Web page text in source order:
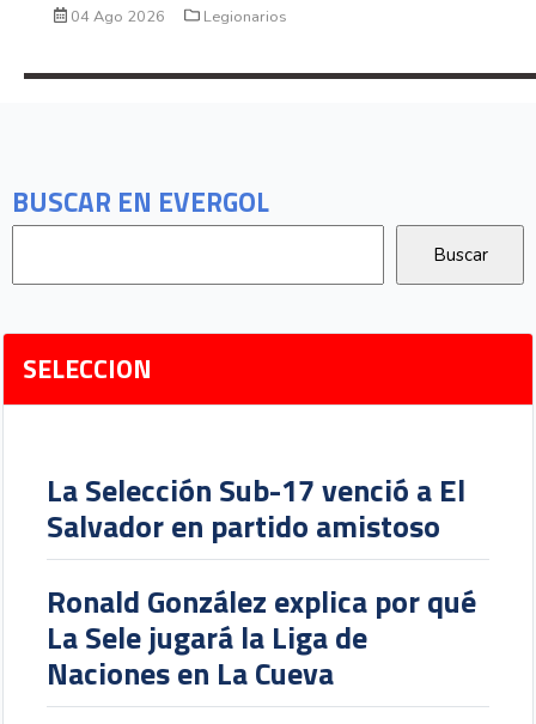
BUSCAR EN EVERGOL
SELECCION
La Selección Sub-17 venció a El
Salvador en partido amistoso
Ronald González explica por qué
La Sele jugará la Liga de
Naciones en La Cueva
04 Ago 2026 Legionarios